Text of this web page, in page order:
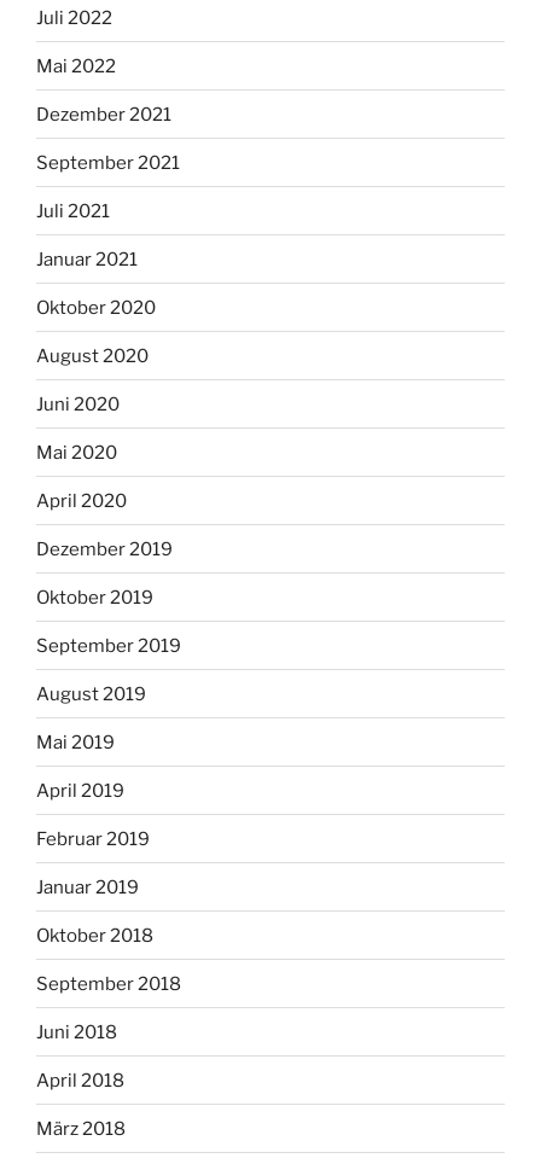
Juli 2022
Mai 2022
Dezember 2021
September 2021
Juli 2021
Januar 2021
Oktober 2020
August 2020
Juni 2020
Mai 2020
April 2020
Dezember 2019
Oktober 2019
September 2019
August 2019
Mai 2019
April 2019
Februar 2019
Januar 2019
Oktober 2018
September 2018
Juni 2018
April 2018
März 2018